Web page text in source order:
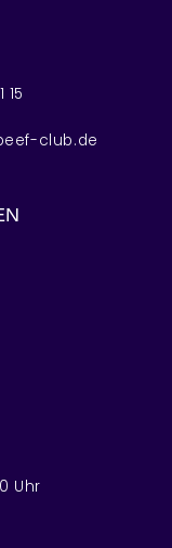
15
club.de
Uhr